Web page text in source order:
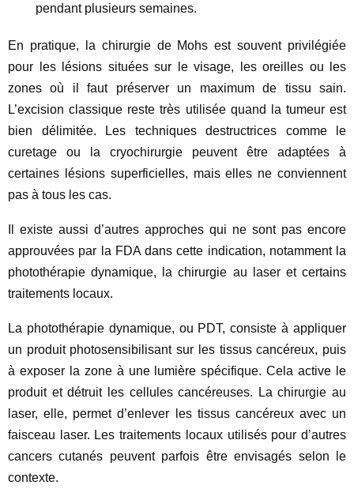
pendant plusieurs semaines.
En pratique, la chirurgie de Mohs est souvent privilégiée
pour les lésions situées sur le visage, les oreilles ou les
zones où il faut préserver un maximum de tissu sain.
L’excision classique reste très utilisée quand la tumeur est
bien délimitée. Les techniques destructrices comme le
curetage ou la cryochirurgie peuvent être adaptées à
certaines lésions superficielles, mais elles ne conviennent
pas à tous les cas.
Il existe aussi d’autres approches qui ne sont pas encore
approuvées par la FDA dans cette indication, notamment la
photothérapie dynamique, la chirurgie au laser et certains
traitements locaux.
La photothérapie dynamique, ou PDT, consiste à appliquer
un produit photosensibilisant sur les tissus cancéreux, puis
à exposer la zone à une lumière spécifique. Cela active le
produit et détruit les cellules cancéreuses. La chirurgie au
laser, elle, permet d’enlever les tissus cancéreux avec un
faisceau laser. Les traitements locaux utilisés pour d’autres
cancers cutanés peuvent parfois être envisagés selon le
contexte.